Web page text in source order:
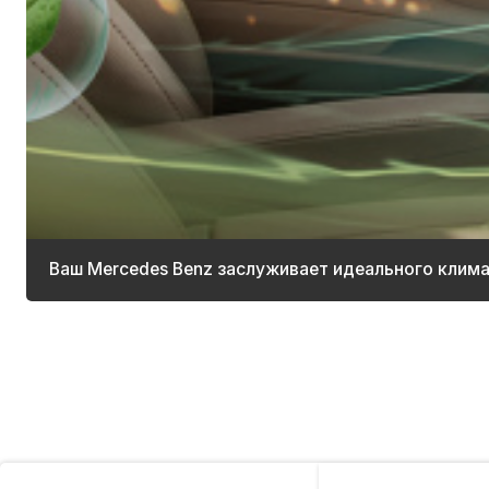
Ваш Mercedes Benz заслуживает идеального